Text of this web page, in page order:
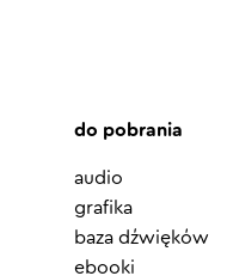
do pobrania
audio
grafika
baza dźwięków
ebooki